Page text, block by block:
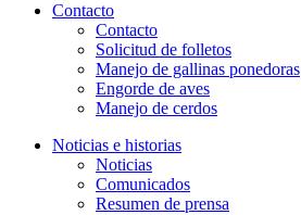
Contacto
Contacto
Solicitud de folletos
Manejo de gallinas ponedoras
Engorde de aves
Manejo de cerdos
Noticias e historias
Noticias
Comunicados
Resumen de prensa